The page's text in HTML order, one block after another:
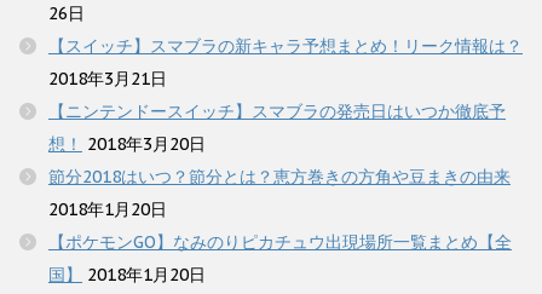
26日
【スイッチ】スマブラの新キャラ予想まとめ！リーク情報は？
2018年3月21日
【ニンテンドースイッチ】スマブラの発売日はいつか徹底予
想！
2018年3月20日
節分2018はいつ？節分とは？恵方巻きの方角や豆まきの由来
2018年1月20日
【ポケモンGO】なみのりピカチュウ出現場所一覧まとめ【全
国】
2018年1月20日